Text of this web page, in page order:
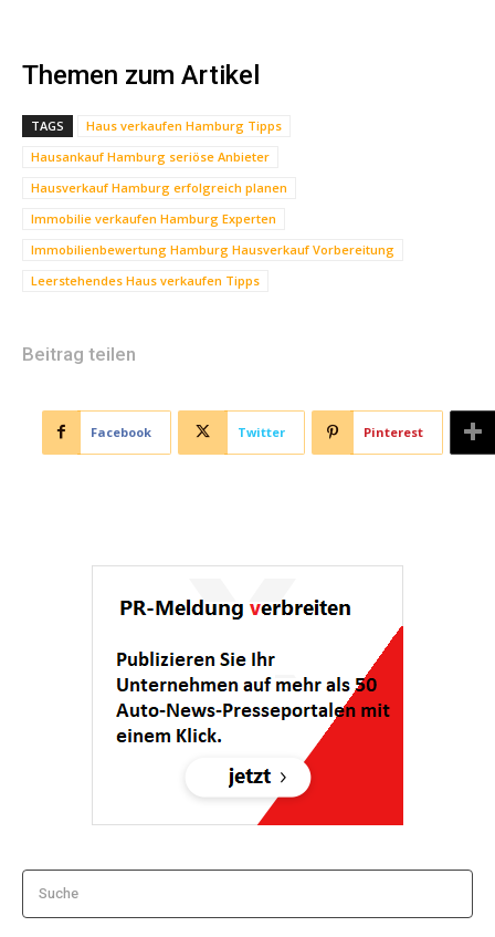
Themen zum Artikel
TAGS
Haus verkaufen Hamburg Tipps
Hausankauf Hamburg seriöse Anbieter
Hausverkauf Hamburg erfolgreich planen
Immobilie verkaufen Hamburg Experten
Immobilienbewertung Hamburg Hausverkauf Vorbereitung
Leerstehendes Haus verkaufen Tipps
Beitrag teilen
Facebook Twitter Pinterest
Suche